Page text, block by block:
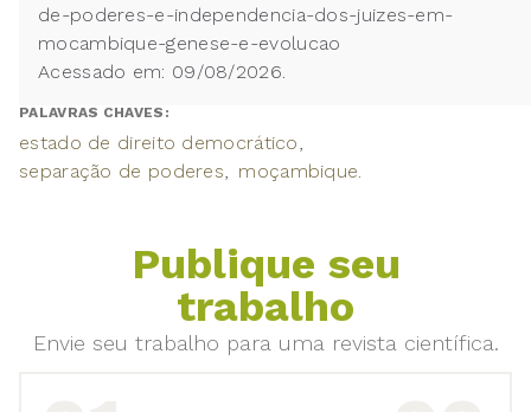
de-poderes-e-independencia-dos-juizes-em-
mocambique-genese-e-evolucao
Acessado em: 09/08/2026.
PALAVRAS CHAVES:
estado de direito democrático
separação de poderes
moçambique.
Publique seu
trabalho
Envie seu trabalho para uma revista científica.